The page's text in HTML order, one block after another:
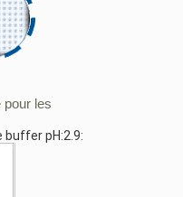
pour les
pH:2.9: